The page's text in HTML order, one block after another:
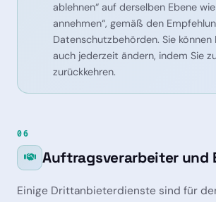
ablehnen“ auf derselben Ebene wie
annehmen“, gemäß den
Datenschutzbehörden. Sie können
auch jederzeit ändern, indem Sie
zurückkehren.
06
Auftragsverarbeiter und
Einige Drittanbieterdienste sind für